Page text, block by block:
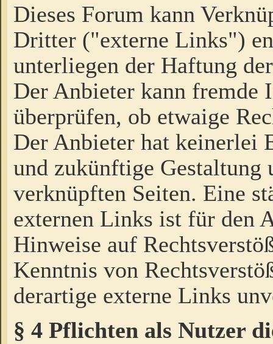
Dieses Forum kann
Dritter ("externe Links")
unterliegen der Haftung
Der Anbieter kann fremde
überprüfen, ob etwaige
Der Anbieter hat keinerlei
und zukünftige Gestaltung
verknüpften Seiten. Eine
externen Links ist für den
Hinweise auf
Kenntnis von
derartige externe Links
§ 4 Pflichten als Nutzer